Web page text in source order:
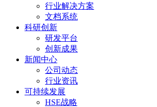
行业解决方案
文档系统
科研创新
研发平台
创新成果
新闻中心
公司动态
行业资讯
可持续发展
HSE战略